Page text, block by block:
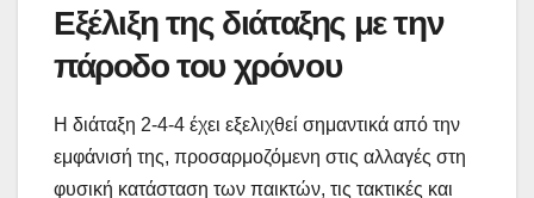
Εξέλιξη της διάταξης με την
πάροδο του χρόνου
Η διάταξη 2-4-4 έχει εξελιχθεί σημαντικά από την
εμφάνισή της, προσαρμοζόμενη στις αλλαγές στη
φυσική κατάσταση των παικτών, τις τακτικές και